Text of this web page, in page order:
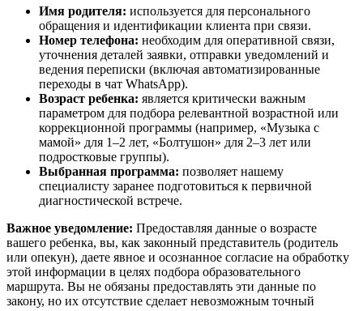
Имя родителя: используется для персонального
обращения и идентификации клиента при связи.
Номер телефона: необходим для оперативной связи,
уточнения деталей заявки, отправки уведомлений и
ведения переписки (включая автоматизированные
переходы в чат WhatsApp).
Возраст ребенка: является критически важным
параметром для подбора релевантной возрастной или
коррекционной программы (например, «Музыка с
мамой» для 1–2 лет, «Болтушон» для 2–3 лет или
подростковые группы).
Выбранная программа: позволяет нашему
специалисту заранее подготовиться к первичной
диагностической встрече.
Важное уведомление: Предоставляя данные о возрасте
вашего ребенка, вы, как законный представитель (родитель
или опекун), даете явное и осознанное согласие на обработку
этой информации в целях подбора образовательного
маршрута. Вы не обязаны предоставлять эти данные по
закону, но их отсутствие сделает невозможным точный